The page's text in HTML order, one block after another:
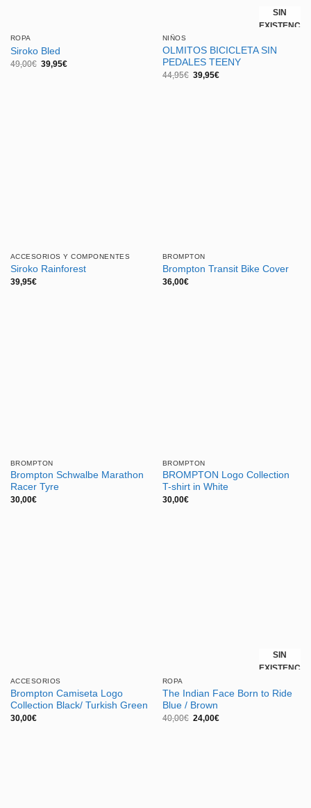
ROPA
Siroko Bled
49,00€ El
precio
39,95€El
SIN
NIÑOS
OLMITOS BICICLETA SIN
PEDALES TEENY
44,95€ El
39,95€El
ACCESORIOS Y COMPONENTES
Siroko Rainforest
39,95€
BROMPTON
Brompton Transit Bike Cover
36,00€
BROMPTON
Brompton Schwalbe Marathon
Racer Tyre
30,00€
BROMPTON
BROMPTON Logo Collection
T-shirt in White
30,00€
ACCESORIOS
Brompton Camiseta Logo
Collection Black/ Turkish Green
30,00€
SIN
ROPA
The Indian Face Born to Ride
Blue / Brown
40,00€ El
precio
24,00€El